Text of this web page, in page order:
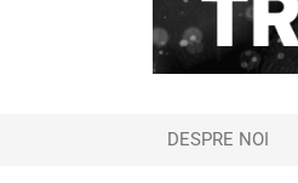
DESPRE NOI